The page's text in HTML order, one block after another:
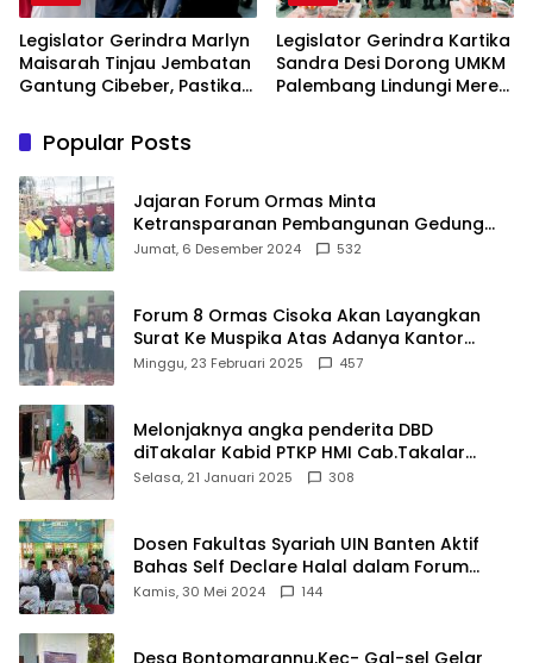
Legislator Gerindra Marlyn
Maisarah Tinjau Jembatan
Gantung Cibeber, Pastikan
Legislator Gerindra Kartika
Sandra Desi Dorong UMKM
Palembang Lindungi Merek
Popular Posts
Jajaran Forum Ormas Minta
Ketransparanan Pembangunan Gedung
Damkar Di Kecamatan Cisoka
Jumat, 6 Desember 2024 532
Forum 8 Ormas Cisoka Akan Layangkan
Surat Ke Muspika Atas Adanya Kantor
Matel di Cisoka
Minggu, 23 Februari 2025 457
Melonjaknya angka penderita DBD
diTakalar Kabid PTKP HMI Cab.Takalar
angkat bicara
Selasa, 21 Januari 2025 308
Dosen Fakultas Syariah UIN Banten Aktif
Bahas Self Declare Halal dalam Forum
Ijtima Ulama MUI
Kamis, 30 Mei 2024 144
Desa Bontomarannu,Kec- Gal-sel Gelar